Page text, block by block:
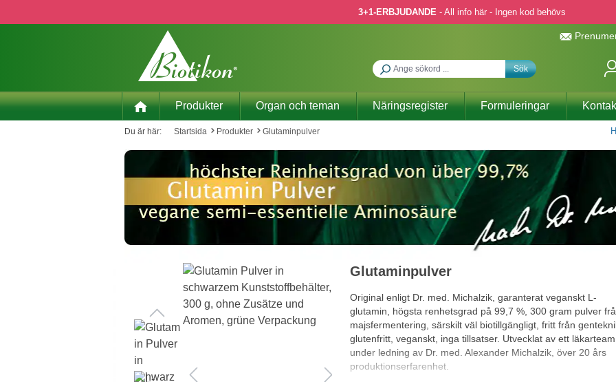
3+1-ERBJUDANDE - All info här - Ingen kod behövs
Sök
Produkter Organ och teman Näringsregister Formuleringar
Du är här: Startsida Produkter Glutaminpulver
Glutaminpulver
Original enligt Dr. med. Michalzik, garanterat veganskt L-
glutamin, högsta renhetsgrad på 99,7 %, 300 gram pulver
majsfermentering, särskilt väl biotillgängligt, fritt från
glutenfritt, veganskt, inga tillsatser. Utvecklat av ett läkarteam
under ledning av Dr. med. Alexander Michalzik, över 20 års
produktionserfarenhet.